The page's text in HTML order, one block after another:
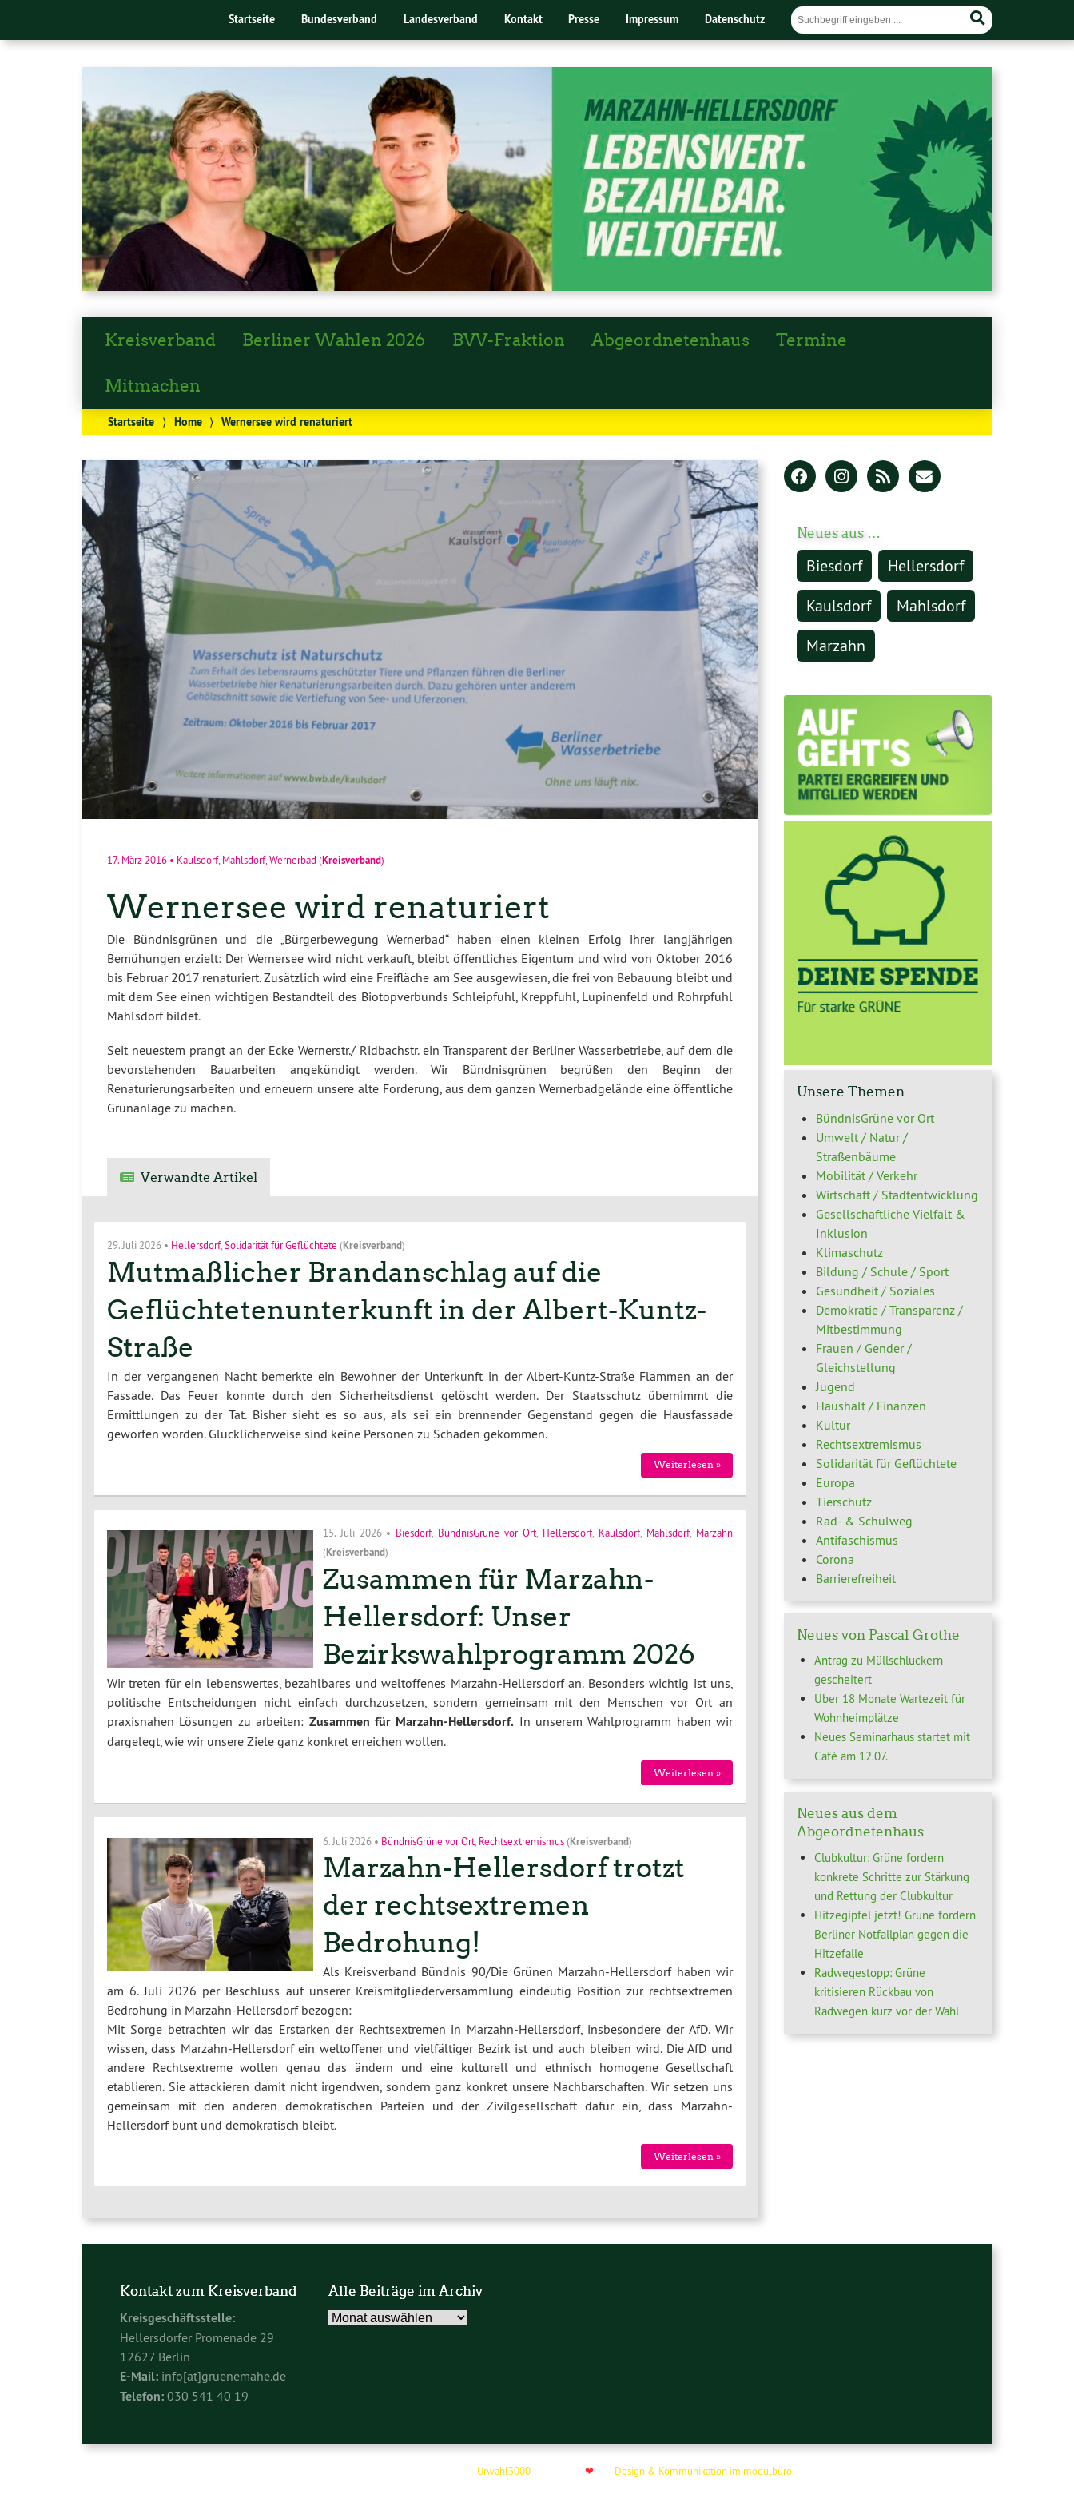
Startseite Bundesverband Landesverband Kontakt Presse Impressum Datenschutz
Kreisverband Berliner Wahlen 2026 BVV-Fraktion Abgeordnetenhaus Termine
Mitmachen
Startseite ⟩ Home ⟩ Wernersee wird renaturiert
17. März 2016 • Kaulsdorf,Mahlsdorf,Wernerbad (Kreisverband)
Wernersee wird renaturiert
Die Bündnisgrünen und die „Bürgerbewegung Wernerbad“ haben einen kleinen Erfolg ihrer langjährigen
Bemühungen erzielt: Der Wernersee wird nicht verkauft, bleibt öffentliches Eigentum und wird von Oktober 2016
bis Februar 2017 renaturiert. Zusätzlich wird eine Freifläche am See ausgewiesen, die frei von Bebauung bleibt und
mit dem See einen wichtigen Bestandteil des Biotopverbunds Schleipfuhl, Kreppfuhl, Lupinenfeld und Rohrpfuhl
Mahlsdorf bildet.
Seit neuestem prangt an der Ecke Wernerstr./ Ridbachstr. ein Transparent der Berliner Wasserbetriebe, auf dem die
bevorstehenden Bauarbeiten angekündigt werden. Wir Bündnisgrünen begrüßen den Beginn der
Renaturierungsarbeiten und erneuern unsere alte Forderung, aus dem ganzen Wernerbadgelände eine öffentliche
Grünanlage zu machen.
Verwandte Artikel
29. Juli 2026 • Hellersdorf, Solidarität für Geflüchtete (Kreisverband)
Mutmaßlicher Brandanschlag auf die
Geflüchtetenunterkunft in der Albert-Kuntz-
Straße
In der vergangenen Nacht bemerkte ein Bewohner der Unterkunft in der Albert-Kuntz-Straße Flammen an der
Fassade. Das Feuer konnte durch den Sicherheitsdienst gelöscht werden. Der Staatsschutz übernimmt die
Ermittlungen zu der Tat. Bisher sieht es so aus, als sei ein brennender Gegenstand gegen die Hausfassade
geworfen worden. Glücklicherweise sind keine Personen zu Schaden gekommen.
Weiterlesen »
15. Juli 2026• Biesdorf, BündnisGrüne vor Ort Hellersdorf, Kaulsdorf, Mahlsdorf, Marzahn
(Kreisverband)
Zusammen für Marzahn-
Hellersdorf: Unser
Bezirkswahlprogramm 2026
Wir treten für ein lebenswertes, bezahlbares und weltoffenes Marzahn-Hellersdorf an. Besonders wichtig ist uns,
politische Entscheidungen nicht einfach durchzusetzen, sondern gemeinsam mit den Menschen vor Ort an
praxisnahen Lösungen zu arbeiten: Zusammen für Marzahn-Hellersdorf. In unserem Wahlprogramm haben wir
dargelegt, wie wir unsere Ziele ganz konkret erreichen wollen.
Weiterlesen »
6. Juli 2026• BündnisGrüne vor Ort, Rechtsextremismus(Kreisverband)
Marzahn-Hellersdorf trotzt
der rechtsextremen
Bedrohung!
Als Kreisverband Bündnis 90/Die Grünen Marzahn-Hellersdorf haben wir
am 6. Juli 2026 per Beschluss auf unserer Kreismitgliederversammlung eindeutig Position zur rechtsextremen
Bedrohung in Marzahn-Hellersdorf bezogen:
Mit Sorge betrachten wir das Erstarken der Rechtsextremen in Marzahn-Hellersdorf, insbesondere der AfD. Wir
wissen, dass Marzahn-Hellersdorf ein weltoffener und vielfältiger Bezirk ist und auch bleiben wird. Die AfD und
andere Rechtsextreme wollen genau das ändern und eine kulturell und ethnisch homogene Gesellschaft
etablieren. Sie attackieren damit nicht irgendwen, sondern ganz konkret unsere Nachbarschaften. Wir setzen uns
gemeinsam mit den anderen demokratischen Parteien und der Zivilgesellschaft dafür ein, dass Marzahn-
Hellersdorf bunt und demokratisch bleibt.
Weiterlesen »
Neues aus …
Biesdorf
Hellersdorf
Kaulsdorf
Mahlsdorf
Marzahn
Unsere Themen
BündnisGrüne vor Ort
Umwelt / Natur /
Straßenbäume
Mobilität / Verkehr
Wirtschaft / Stadtentwicklung
Gesellschaftliche Vielfalt &
Inklusion
Klimaschutz
Bildung / Schule / Sport
Gesundheit / Soziales
Demokratie / Transparenz /
Mitbestimmung
Frauen / Gender /
Gleichstellung
Jugend
Haushalt / Finanzen
Kultur
Rechtsextremismus
Solidarität für Geflüchtete
Europa
Tierschutz
Rad- & Schulweg
Antifaschismus
Corona
Barrierefreiheit
Neues von Pascal Grothe
Antrag zu Müllschluckern
gescheitert
Über 18 Monate Wartezeit für
Wohnheimplätze
Neues Seminarhaus startet mit
Café am 12.07.
Neues aus dem
Abgeordnetenhaus
Clubkultur: Grüne fordern
konkrete Schritte zur Stärkung
und Rettung der Clubkultur
Hitzegipfel jetzt! Grüne fordern
Berliner Notfallplan gegen die
Hitzefalle
Radwegestopp: Grüne
kritisieren Rückbau von
Radwegen kurz vor der Wahl
Kontakt zum Kreisverband
Kreisgeschäftsstelle:
Hellersdorfer Promenade 29
12627 Berlin
E-Mail: info[at]gruenemahe.de
Telefon: 030 541 40 19
Alle Beiträge im Archiv
Alle
Urwahl3000 ❤ Design & Kommunikation im modulbüro